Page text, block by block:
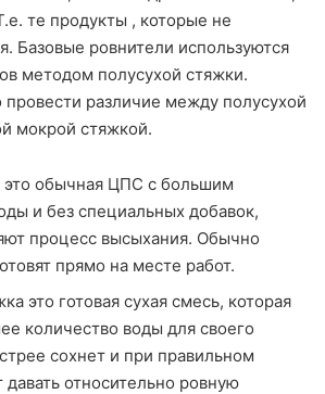
те продукты , которые не
Базовые ровнители используются
методом полусухой стяжки.
различие между полусухой
мокрой стяжкой.
это обычная ЦПС с большим
и без специальных добавок,
процесс высыхания. Обычно
прямо на месте работ.
это готовая сухая смесь, которая
количество воды для своего
сохнет и при правильном
относительно ровную